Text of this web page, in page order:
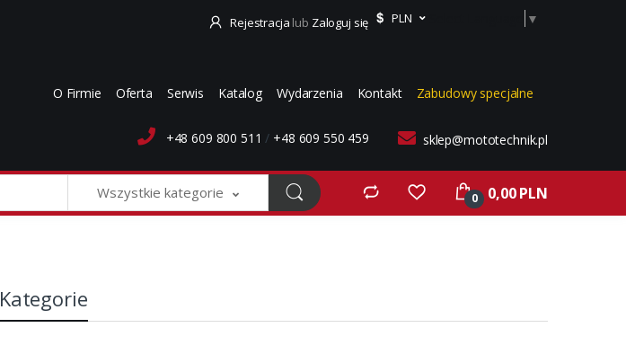
Rejestracja lub Zaloguj się PLN ▼
O Firmie Oferta Serwis Katalog Wydarzenia Kontakt Zabudowy specjalne
+48 609 800 511 / +48 609 550 459 sklep@mototechnik.pl
Wszystkie kategorie 0 0,00 PLN